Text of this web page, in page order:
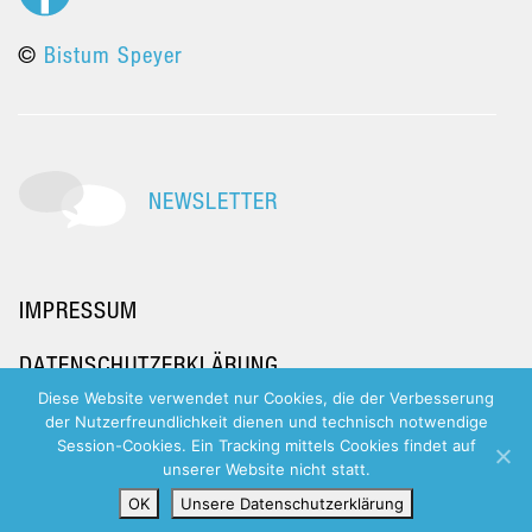
© Bistum Speyer
NEWSLETTER
IMPRESSUM
DATENSCHUTZERKLÄRUNG
Diese Website verwendet nur Cookies, die der Verbesserung
der Nutzerfreundlichkeit dienen und technisch notwendige
Session-Cookies. Ein Tracking mittels Cookies findet auf
unserer Website nicht statt.
OK
Unsere Datenschutzerklärung